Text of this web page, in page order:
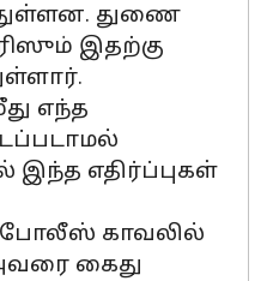
துணை
இதற்கு
எந்த
இந்த எதிர்ப்புகள்
காவலில்
கைது